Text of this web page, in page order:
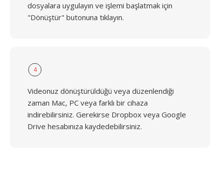
dosyalara uygulayın ve işlemi başlatmak için
"Dönüştür" butonuna tıklayın.
4
Videonuz dönüştürüldüğü veya düzenlendiği
zaman Mac, PC veya farklı bir cihaza
indirebilirsiniz. Gerekirse Dropbox veya Google
Drive hesabınıza kaydedebilirsiniz.